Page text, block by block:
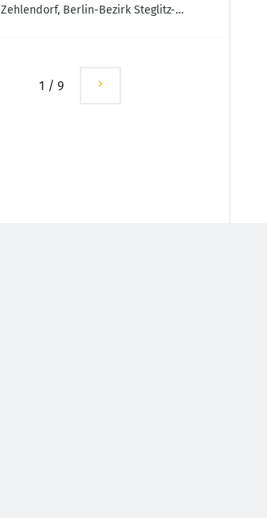
der Charité
Zehlendorf, Berlin-Bezirk Steglitz-
1 / 9